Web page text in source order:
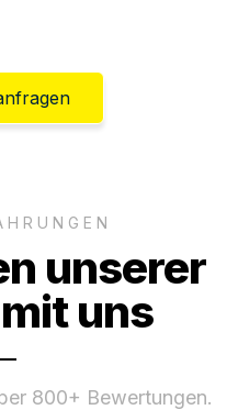
unserer
uns
800+ Bewertungen.